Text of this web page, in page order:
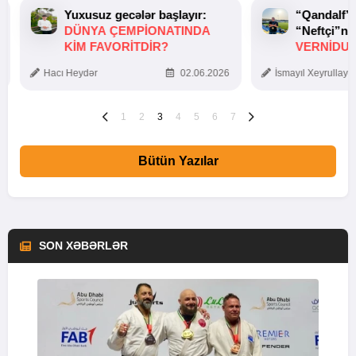
Yuxusuz gecələr başlayır:
DÜNYA ÇEMPIONATINDA
KIM FAVORITDIR?
Hacı Heydər 02.06.2026 İsmayıl
1 2 3 4 5 6 7
Bütün Yazılar
SON XƏBƏRLƏR